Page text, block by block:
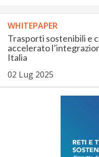
Startup
WHITEPAPER
Trasporti sostenibili e
accelerato
Italia
02 Lug 2025